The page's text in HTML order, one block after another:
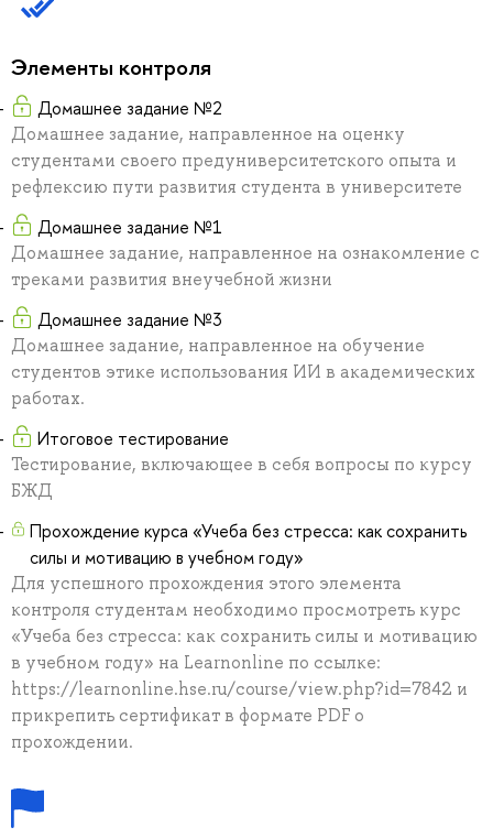
Элементы контроля
Домашнее задание №2
Домашнее задание, направленное на оценку
студентами своего предуниверситетского опыта и
рефлексию пути развития студента в университете
Домашнее задание №1
Домашнее задание, направленное на ознакомление с
треками развития внеучебной жизни
Домашнее задание №3
Домашнее задание, направленное на обучение
студентов этике использования ИИ в академических
работах.
Итоговое тестирование
Тестирование, включающее в себя вопросы по курсу
БЖД
Прохождение курса «Учеба без стресса: как сохранить
силы и мотивацию в учебном году»
Для успешного прохождения этого элемента
контроля студентам необходимо просмотреть курс
«Учеба без стресса: как сохранить силы и мотивацию
в учебном году» на Learnonline по ссылке:
https://learnonline.hse.ru/course/view.php?id=7842 и
прикрепить сертификат в формате PDF о
прохождении.